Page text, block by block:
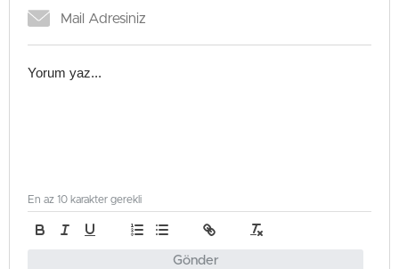
Gönder
En az 10 karakter gerekli